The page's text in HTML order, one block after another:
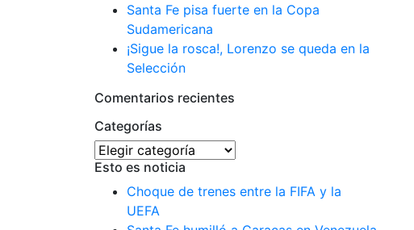
Santa Fe pisa fuerte en la Copa
Sudamericana
¡Sigue la rosca!, Lorenzo se queda en la
Selección
Comentarios recientes
Categorías
Categorías
Esto es noticia
Choque de trenes entre la FIFA y la
UEFA